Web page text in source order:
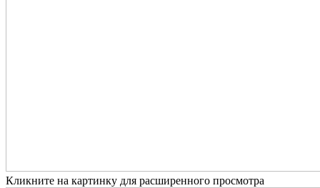
Кликните на картинку для расширенного просмотра